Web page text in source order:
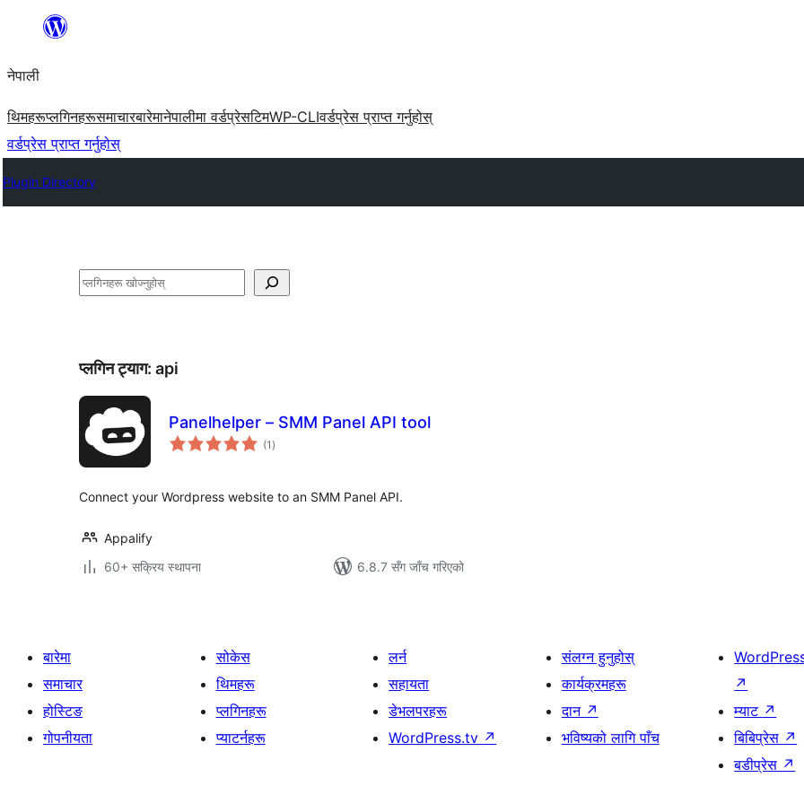
सामग्रीमा
नेपाली
थिमहरूप्लगिनहरूसमाचारबारेमानेपालीमा वर्डप्रेसटिमWP-CLIवर्डप्रेस प्राप्त गर्नुहोस्
वर्डप्रेस प्राप्त गर्नुहोस्
Plugin Directory
खोज्नुहोस्
प्लगिन ट्याग: api
Panelhelper – SMM Panel API tool
(1 कुल
रेटिङ्गहरू
)
Connect your Wordpress website to an SMM Panel API.
Appalify
60+ सक्रिय स्थापना
6.8.7 सँग जाँच गरिएको
बारेमा
समाचार
होस्टिङ
गोपनीयता
सोकेस
थिमहरू
प्लगिनहरू
प्याटर्नहरू
लर्न
सहायता
डेभलपरहरू
WordPress.tv ↗
संलग्न हुनुहोस्
कार्यक्रमहरू
दान ↗
भविष्यको लागि पाँच
↗
म्याट ↗
बिबिप्रेस ↗
बडीप्रेस ↗